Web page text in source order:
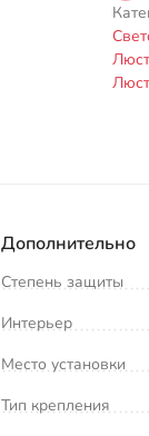
Дополнительно
Степень защиты
Интерьер
Место установки
Тип крепления